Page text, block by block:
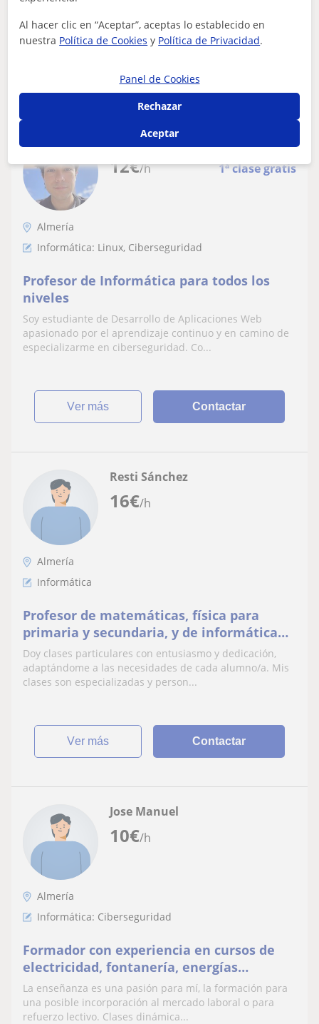
12€/h 1ª clase gratis
Martin Alejandro
Almería
Informática: Linux, Ciberseguridad
Profesor de Informática para todos los
niveles
Soy estudiante de Desarrollo de Aplicaciones Web
apasionado por el aprendizaje continuo y en camino de
especializarme en ciberseguridad. Co...
ver más Contactar
16€/h
Resti Sánchez
Almería
Informática
Profesor de matemáticas, física para
primaria y secundaria, y de informática
hasta bachillerato con 4 años de
experiencia
Doy clases particulares con entusiasmo y dedicación,
adaptándome a las necesidades de cada alumno/a. Mis
clases son especializadas y person...
ver más Contactar
10€/h
Jose Manuel
Almería
Informática: Ciberseguridad
Formador con experiencia en cursos de
electricidad, fontanería, energías
renovables y ciber seguridad. Preparado
para informática.
La enseñanza es una pasión para mí, la formación para
una posible incorporación al mercado laboral o para
refuerzo lectivo. Clases dinámica...
Al hacer clic en “Aceptar”, aceptas lo establecido en
nuestra Política de Cookies y Política de Privacidad.
Panel de Cookies
Rechazar
Aceptar